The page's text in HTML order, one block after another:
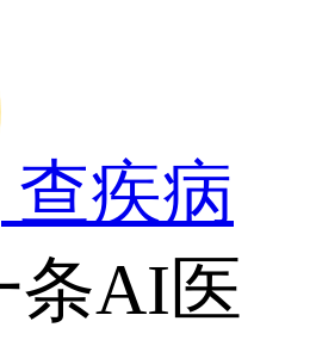
查疾病
条AI医